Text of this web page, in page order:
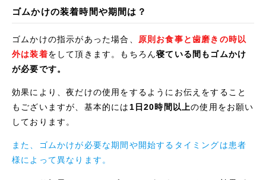
ゴムかけの装着時間や期間は？
ゴムかけの指示があった場合、 原則お食事と歯磨きの時以
外は装着をして頂きます。もちろん寝ている間もゴムかけ
が必要です。
効果により、夜だけの使用をするようにお伝えをすること
もございますが、基本的には 1日20時間以上の使用をお願い
しております。
また、ゴムかけが必要な期間や開始するタイミングは患者
様によって異なります。